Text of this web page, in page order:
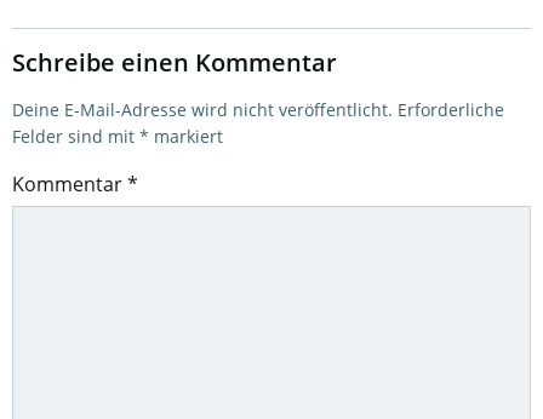
Schreibe einen Kommentar
Deine E-Mail-Adresse wird nicht veröffentlicht. Erforderliche
Felder sind mit * markiert
Kommentar*